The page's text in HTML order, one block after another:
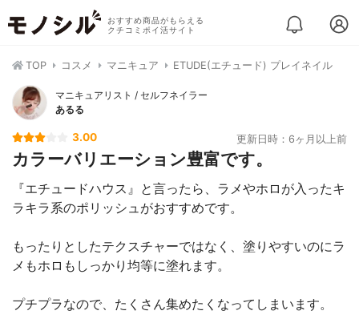
おすすめ商品がもらえる
クチコミポイ活サイト
TOP コスメ マニキュア ETUDE(エチュード) プレイネイル
マニキュアリスト / セルフネイラー
あるる
3.00 更新日時：6ヶ月以上前
カラーバリエーション豊富です。
『エチュードハウス』と言ったら、ラメやホロが入ったキ
ラキラ系のポリッシュがおすすめです。
もったりとしたテクスチャーではなく、塗りやすいのにラ
メもホロもしっかり均等に塗れます。
プチプラなので、たくさん集めたくなってしまいます。